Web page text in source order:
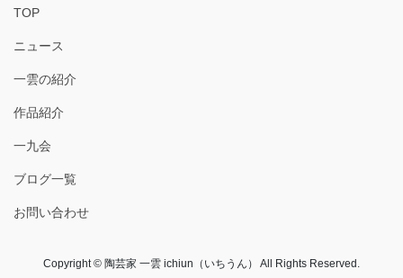
TOP
ニュース
一雲の紹介
作品紹介
一九会
ブログ一覧
お問い合わせ
Copyright © 陶芸家 一雲 ichiun（いちうん） All Rights Reserved.